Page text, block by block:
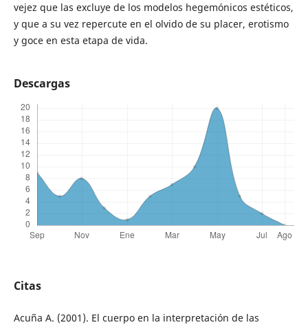
vejez que las excluye de los modelos hegemónicos estéticos,
y que a su vez repercute en el olvido de su placer, erotismo
y goce en esta etapa de vida.
Descargas
Citas
Acuña A. (2001). El cuerpo en la interpretación de las